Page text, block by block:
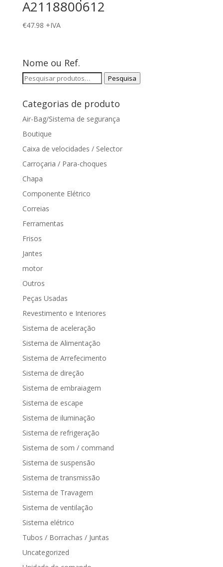
A2118800612
€47.98 +IVA
Nome ou Ref.
Pesquisar
Pesquisa
Categorias de produto
Air-Bag/Sistema de segurança
Boutique
Caixa de velocidades / Selector
Carroçaria / Para-choques
Chapa
Componente Elétrico
Correias
Ferramentas
Frisos
Jantes
motor
Outros
Peças Usadas
Revestimento e Interiores
Sistema de aceleração
Sistema de Alimentação
Sistema de Arrefecimento
Sistema de direção
Sistema de embraiagem
Sistema de escape
Sistema de iluminação
Sistema de refrigeração
Sistema de som / command
Sistema de suspensão
Sistema de transmissão
Sistema de Travagem
Sistema de ventilação
Sistema elétrico
Tubos / Borrachas / Juntas
Uncategorized